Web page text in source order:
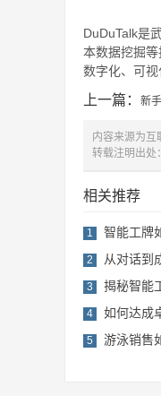
DuDuTalk是
本数据挖掘
数字化、可视
上一篇： 新
内容来源为互
转载注明出处：
相关推荐
1 智能工牌
2 从对话到
3 揭秘智能
4 如何达成
5 游泳销售